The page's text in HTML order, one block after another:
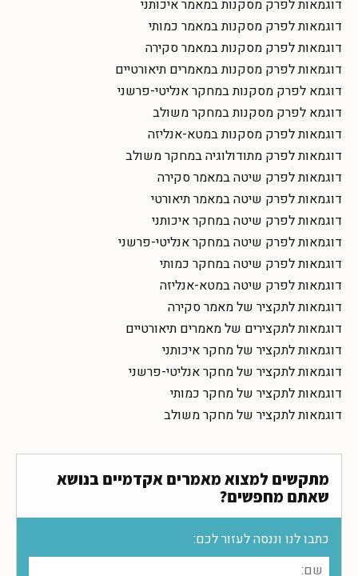
דוגמאות לפרק מסקנות במאמר איכותני
דוגמאות לפרק מסקנות במאמר כמותי
דוגמאות לפרק מסקנות במאמר סקירה
דוגמאות לפרק מסקנות במאמרים תיאורטיים
דוגמא לפרק מסקנות במחקר אנליטי-פרשני
דוגמא לפרק מסקנות במחקר משולב
דוגמאות לפרק מסקנות במטא-אנליזה
דוגמאות לפרק מתודולוגיה במחקר משולב
דוגמאות לפרק שיטה במאמר סקירה
דוגמאות לפרק שיטה במאמר תיאורטי
דוגמאות לפרק שיטה במחקר איכותני
דוגמאות לפרק שיטה במחקר אנליטי-פרשני
דוגמאות לפרק שיטה במחקר כמותי
דוגמאות לפרק שיטה במטא-אנליזה
דוגמאות לתקציר של מאמר סקירה
דוגמאות לתקצירים של מאמרים תיאורטיים
דוגמאות לתקציר של מחקר איכותני
דוגמאות לתקציר של מחקר אנליטי-פרשני
דוגמאות לתקציר של מחקר כמותי
דוגמאות לתקציר של מחקר משולב
מתקשים למצוא מאמרים אקדמיים בנושא
שאתם מחפשים?
כתבו לנו וננסה לעזור לכם: